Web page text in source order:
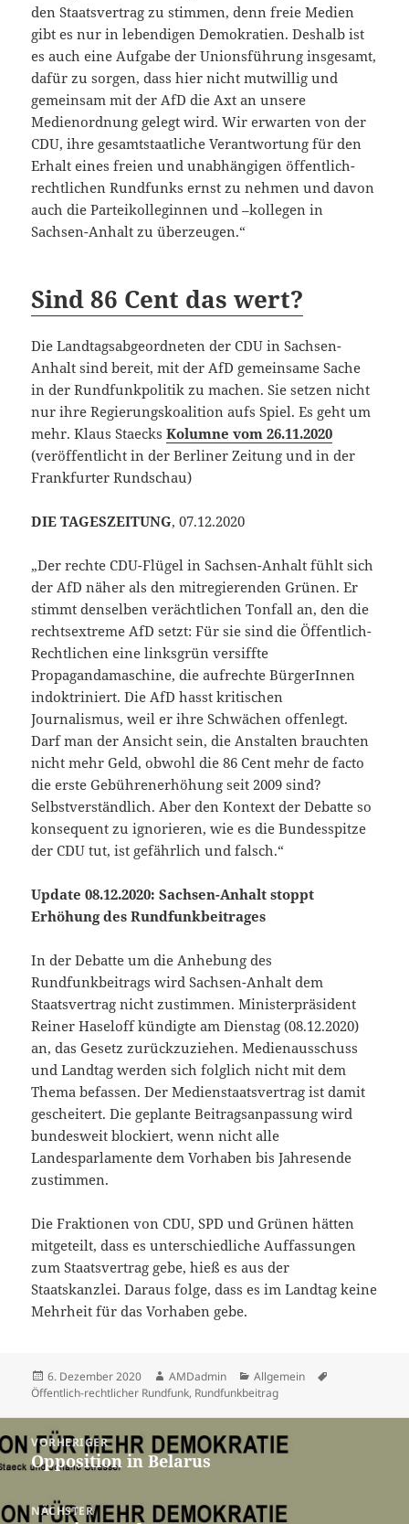
den Staatsvertrag zu stimmen, denn freie Medien
gibt es nur in lebendigen Demokratien. Deshalb ist
es auch eine Aufgabe der Unionsführung insgesamt,
dafür zu sorgen, dass hier nicht mutwillig und
gemeinsam mit der AfD die Axt an unsere
Medienordnung gelegt wird. Wir erwarten von der
CDU, ihre gesamtstaatliche Verantwortung für den
Erhalt eines freien und unabhängigen öffentlich-
rechtlichen Rundfunks ernst zu nehmen und davon
auch die Parteikolleginnen und –kollegen in
Sachsen-Anhalt zu überzeugen.“
Sind 86 Cent das wert?
Die Landtagsabgeordneten der CDU in Sachsen-
Anhalt sind bereit, mit der AfD gemeinsame Sache
in der Rundfunkpolitik zu machen. Sie setzen nicht
nur ihre Regierungskoalition aufs Spiel. Es geht um
mehr. Klaus StaecksKolumne vom 26.11.2020
(veröffentlicht in der Berliner Zeitung und in der
Frankfurter Rundschau)
DIE TAGESZEITUNG, 07.12.2020
„Der rechte CDU-Flügel in Sachsen-Anhalt fühlt sich
der AfD näher als den mitregierenden Grünen. Er
stimmt denselben verächtlichen Tonfall an, den die
rechtsextreme AfD setzt: Für sie sind die Öffentlich-
Rechtlichen eine linksgrün versiffte
Propagandamaschine, die aufrechte BürgerInnen
indoktriniert. Die AfD hasst kritischen
Journalismus, weil er ihre Schwächen offenlegt.
Darf man der Ansicht sein, die Anstalten brauchten
nicht mehr Geld, obwohl die 86 Cent mehr de facto
die erste Gebührenerhöhung seit 2009 sind?
Selbstverständlich. Aber den Kontext der Debatte so
konsequent zu ignorieren, wie es die Bundesspitze
der CDU tut, ist gefährlich und falsch.“
Update 08.12.2020: Sachsen-Anhalt stoppt
Erhöhung des Rundfunkbeitrages
In der Debatte um die Anhebung des
Rundfunkbeitrags wird Sachsen-Anhalt dem
Staatsvertrag nicht zustimmen. Ministerpräsident
Reiner Haseloff kündigte am Dienstag (08.12.2020)
an, das Gesetz zurückzuziehen. Medienausschuss
und Landtag werden sich folglich nicht mit dem
Thema befassen. Der Medienstaatsvertrag ist damit
gescheitert. Die geplante Beitragsanpassung wird
bundesweit blockiert, wenn nicht alle
Landesparlamente dem Vorhaben bis Jahresende
zustimmen.
Die Fraktionen von CDU, SPD und Grünen hätten
mitgeteilt, dass es unterschiedliche Auffassungen
zum Staatsvertrag gebe, hieß es aus der
Staatskanzlei. Daraus folge, dass es im Landtag keine
Mehrheit für das Vorhaben gebe.
Veröffentlicht
am
6. Dezember 2020 Autor
AMDadmin Kategorien
Allgemein
Öffentlich-rechtlicher Rundfunk, Rundfunkbeitrag
Beitragsnavigation
VORHERIGER
Vorheriger
Opposition in Belarus
NÄCHSTER